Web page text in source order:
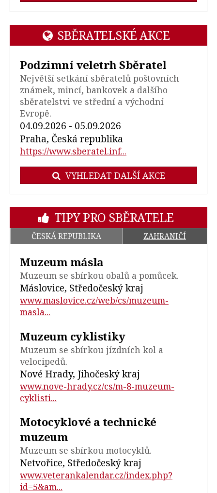
SBĚRATELSKÉ AKCE
Podzimní veletrh Sběratel
Největší setkání sběratelů poštovních
známek, mincí, bankovek a dalšího
sběratelstvi ve střední a východní
Evropě.
04.09.2026 - 05.09.2026
Praha, Česká republika
https://www.sberatel.inf...
VYHLEDAT DALŠÍ AKCE
TIPY PRO SBĚRATELE
ČESKÁ REPUBLIKA ZAHRANIČÍ
Muzeum másla
Muzeum se sbírkou obalů a pomůcek.
Máslovice, Středočeský kraj
www.maslovice.cz/web/cs/muzeum-
masla...
Muzeum cyklistiky
Muzeum se sbírkou jízdních kol a
velocipedů.
Nové Hrady, Jihočeský kraj
www.nove-hrady.cz/cs/m-8-muzeum-
cyklisti...
Motocyklové a technické
muzeum
Muzeum se sbírkou motocyklů.
Netvořice, Středočeský kraj
www.veterankalendar.cz/index.php?
id=5&am...